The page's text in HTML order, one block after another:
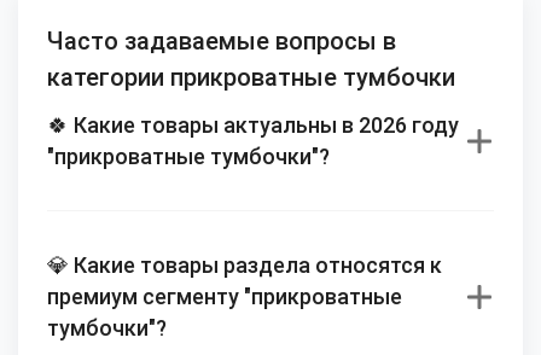
Часто задаваемые вопросы в
категории прикроватные тумбочки
🍀 Какие товары актуальны в 2026 году
"прикроватные тумбочки"?
💎 Какие товары раздела относятся к
премиум сегменту "прикроватные
тумбочки"?